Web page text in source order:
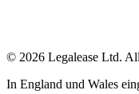
© 2026 Legalease Ltd.
In England und Wales